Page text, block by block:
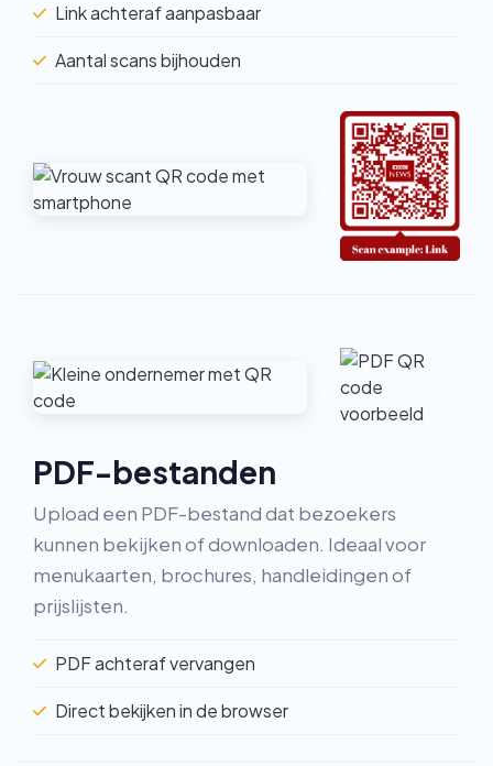
Link achteraf aanpasbaar
Aantal scans bijhouden
PDF-bestanden
Upload een PDF-bestand dat bezoekers
kunnen bekijken of downloaden. Ideaal voor
menukaarten, brochures, handleidingen of
prijslijsten.
PDF achteraf vervangen
Direct bekijken in de browser